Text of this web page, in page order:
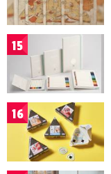
15
16